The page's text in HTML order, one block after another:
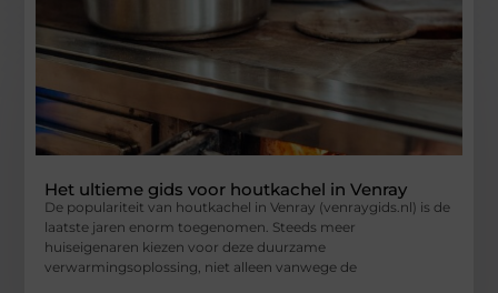
Het ultieme gids voor houtkachel in Venray
De populariteit van houtkachel in Venray (venraygids.nl) is de
laatste jaren enorm toegenomen. Steeds meer
huiseigenaren kiezen voor deze duurzame
verwarmingsoplossing, niet alleen vanwege de